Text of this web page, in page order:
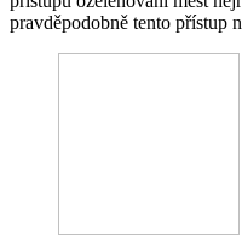
pravděpodobně tento přístup